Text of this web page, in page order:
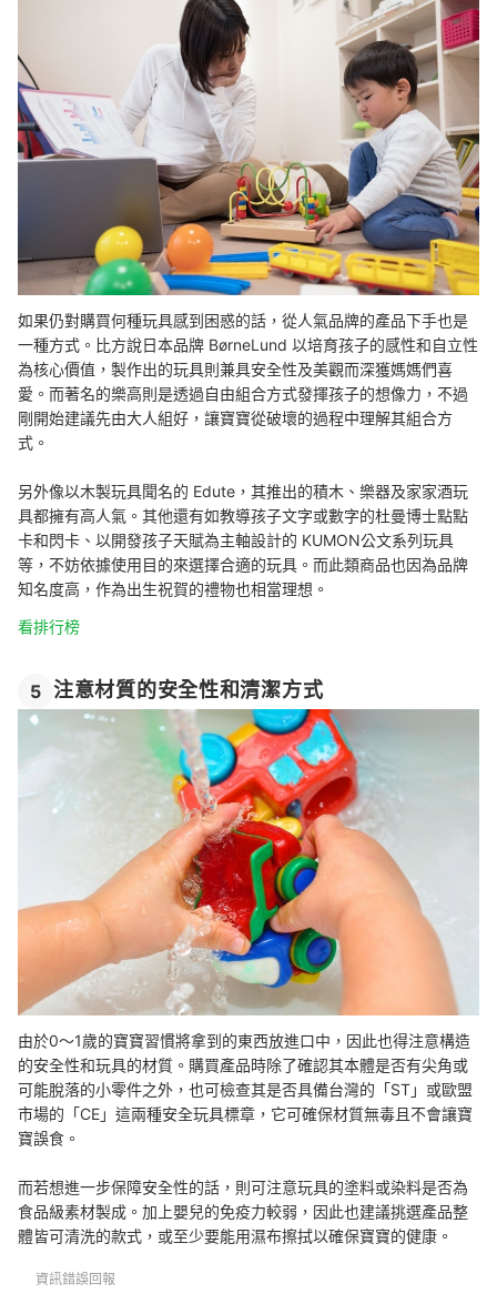
如果仍對購買何種玩具感到困惑的話，從人氣品牌的產品下手也是
一種方式。比方說日本品牌 BørneLund 以培育孩子的感性和自立性
為核心價值，製作出的玩具則兼具安全性及美觀而深獲媽媽們喜
愛。而著名的樂高則是透過自由組合方式發揮孩子的想像力，不過
剛開始建議先由大人組好，讓寶寶從破壞的過程中理解其組合方
式。
另外像以木製玩具聞名的 Edute，其推出的積木、樂器及家家酒玩
具都擁有高人氣。其他還有如教導孩子文字或數字的杜曼博士點點
卡和閃卡、以開發孩子天賦為主軸設計的 KUMON公文系列玩具
等，不妨依據使用目的來選擇合適的玩具。而此類商品也因為品牌
知名度高，作為出生祝賀的禮物也相當理想。
看排行榜
5 注意材質的安全性和清潔方式
由於0～1歲的寶寶習慣將拿到的東西放進口中，因此也得注意構造
的安全性和玩具的材質。購買產品時除了確認其本體是否有尖角或
可能脫落的小零件之外，也可檢查其是否具備台灣的「ST」或歐盟
市場的「CE」這兩種安全玩具標章，它可確保材質無毒且不會讓寶
寶誤食。
而若想進一步保障安全性的話，則可注意玩具的塗料或染料是否為
食品級素材製成。加上嬰兒的免疫力較弱，因此也建議挑選產品整
體皆可清洗的款式，或至少要能用濕布擦拭以確保寶寶的健康。
資訊錯誤回報